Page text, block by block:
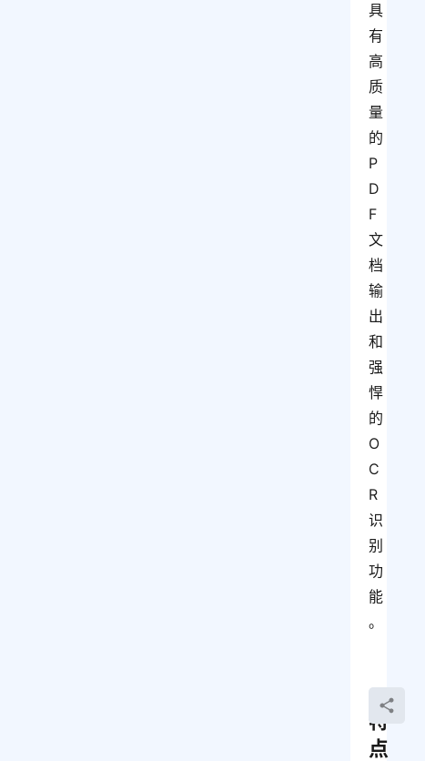
具
有
高
质
量
的
P
D
F
文
档
输
出
和
强
悍
的
O
C
R
识
别
功
能
。
特
点